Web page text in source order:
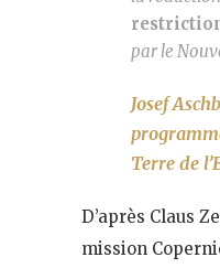
par le
Josef
Terre de
D’après Claus
mission